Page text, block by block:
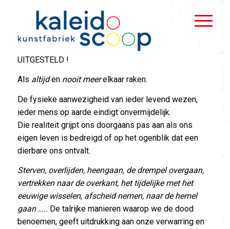
UITGESTELD !
Als altijden nooit meerelkaar raken.
De fysieke aanwezigheid van ieder levend wezen,
ieder mens op aarde eindigt onvermijdelijk.
Die realiteit grijpt ons doorgaans pas aan als ons
eigen leven is bedreigd of op het ogenblik dat een
dierbare ons ontvalt.
Sterven, overlijden, heengaan, de drempel overgaan,
vertrekken naar de overkant, het tijdelijke met het
eeuwige wisselen, afscheid nemen, naar de hemel
gaan ….. De talrijke manieren waarop we de dood
benoemen, geeft uitdrukking aan onze verwarring en